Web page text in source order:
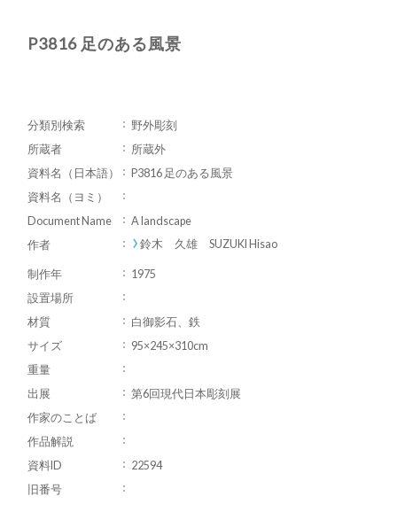
P3816 足のある風景
分類別検索
野外彫刻
所蔵者
所蔵外
資料名（日本語）
P3816 足のある風景
資料名（ヨミ）
Document Name
A landscape
作者
鈴木 久雄 SUZUKI Hisao
制作年
1975
設置場所
材質
白御影石、鉄
サイズ
95×245×310cm
重量
出展
第6回現代日本彫刻展
作家のことば
作品解説
資料ID
22594
旧番号